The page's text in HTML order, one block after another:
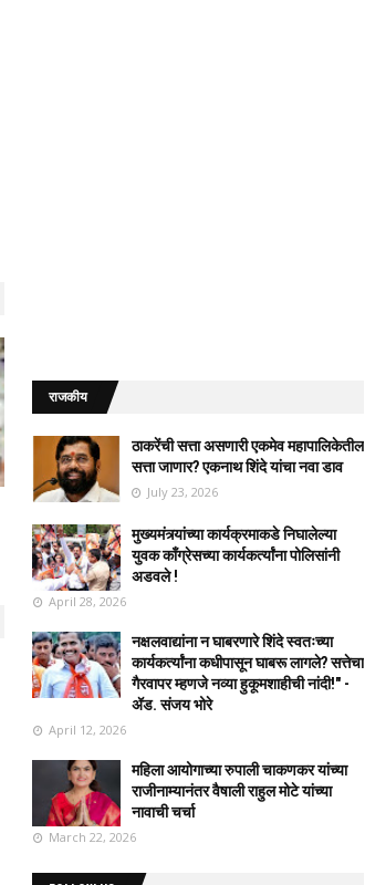
राजकीय
ठाकरेंची सत्ता असणारी एकमेव महापालिकेतील
सत्ता जाणार? एकनाथ शिंदे यांचा नवा डाव
July 23, 2026
मुख्यमंत्र्यांच्या कार्यक्रमाकडे निघालेल्या
युवक काँग्रेसच्या कार्यकर्त्यांना पोलिसांनी
अडवले !
April 28, 2026
नक्षलवाद्यांना न घाबरणारे शिंदे स्वतःच्या
कार्यकर्त्यांना कधीपासून घाबरू लागले? सत्तेचा
गैरवापर म्हणजे नव्या हुकूमशाहीची नांदी!" -
ॲड. संजय भोरे
April 12, 2026
महिला आयोगाच्या रुपाली चाकणकर यांच्या
राजीनाम्यानंतर वैषाली राहुल मोटे यांच्या
नावाची चर्चा
March 22, 2026